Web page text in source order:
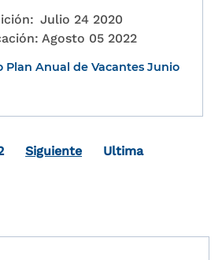
Julio 24 2020
Agosto 05 2022
Plan Anual de Vacantes Junio
actualSiguiente Última página
Ultima